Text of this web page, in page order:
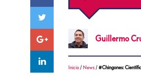
Guillermo
Inicio / News /#Chingones: